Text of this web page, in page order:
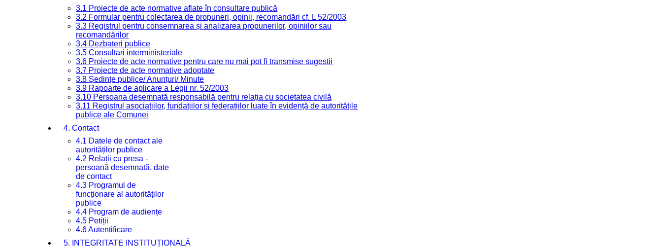
3.1 Proiecte de acte normative aflate în consultare publică
3.2 Formular pentru colectarea de propuneri, opinii, recomandări cf. L 52/2003
3.3 Registrul pentru consemnarea și analizarea propunerilor, opiniilor sau
recomandărilor
3.4 Dezbateri publice
3.5 Consultari interministeriale
3.6 Proiecte de acte normative pentru care nu mai pot fi transmise sugestii
3.7 Proiecte de acte normative adoptate
3.8 Ședințe publice/ Anunțuri/ Minute
3.9 Rapoarte de aplicare a Legii nr. 52/2003
3.10 Persoana desemnată responsabilă pentru relația cu societatea civilă
3.11 Registrul asociațiilor, fundațiilor și federațiilor luate în evidență de autoritățile
publice ale Comunei
4. Contact
4.1 Datele de contact ale
autorităților publice
4.2 Relații cu presa -
persoană desemnată, date
de contact
4.3 Programul de
funcționare al autorităților
publice
4.4 Program de audiențe
4.5 Petiții
4.6 Autentificare
5. INTEGRITATE INSTITUȚIONALĂ